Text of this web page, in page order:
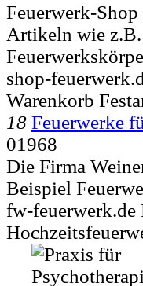
Feuerwerk-
Artikeln wie
shop-
Warenkorb
18 Feuerwerke
01968
Die Firma
Beispiel
fw-feuerwerk.de